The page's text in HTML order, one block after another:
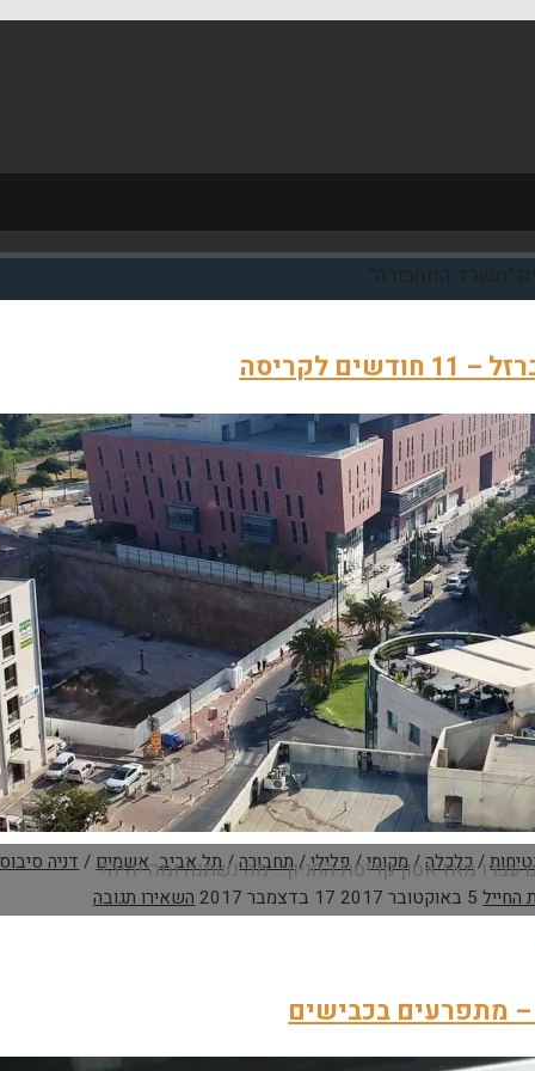
"משרד התחבורה"
לקריסה
/כלכלה/מקומי/פלילי/תחבורה/ תל אביב אשמים / דניה סיבוס
החייל 5 באוקטובר 2017 17 בדצמבר 2017 השאירו תגובה
– מתפרעים בכבישים